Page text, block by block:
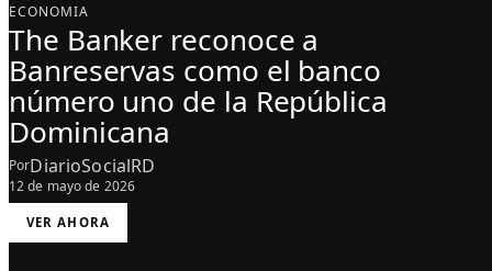
ECONOMIA
The Banker reconoce a
Banreservas como el banco
número uno de la República
Dominicana
PorDiarioSocialRD
12 de mayo de 2026
VER AHORA
:
H